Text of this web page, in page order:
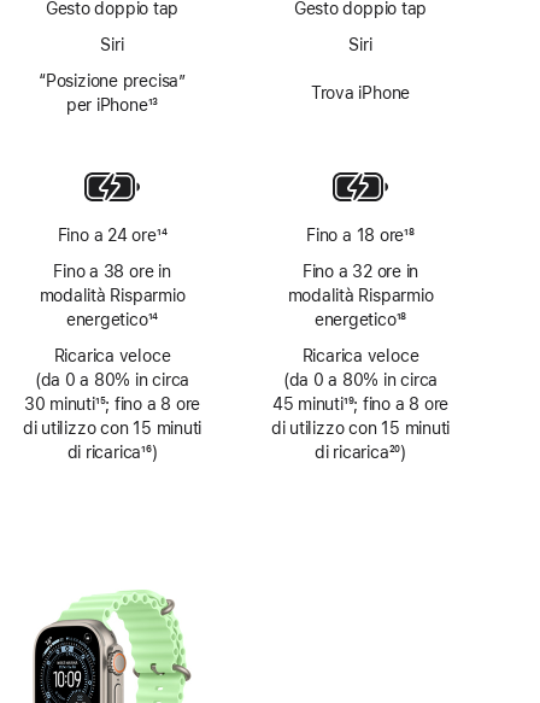
Gesto doppio tap
Siri
“Posizione precisa”
per iPhone13
Fino a 24 ore
Nota
14
Fino a 38 ore in
modalità Risparmio
energetico
Nota
14
Ricarica veloce
(da 0 a 80% in circa
30 minuti
Nota
15; fino a 8 ore
di utilizzo con 15 minuti
di ricarica16)
Gesto doppio tap
Siri
Trova iPhone
Fino a 18 ore
Nota
18
Fino a 32 ore in
modalità Risparmio
energetico
Nota
18
Ricarica veloce
(da 0 a 80% in circa
45 minuti
Nota
19; fino a 8 ore
di utilizzo con 15 minuti
di ricarica20)